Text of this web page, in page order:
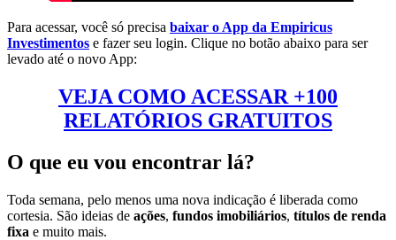
Para acessar, você só precisa baixar o App da Empiricus
Investimentos e fazer seu login. Clique no botão abaixo para ser
levado até o novo App:
VEJA COMO ACESSAR +100
RELATÓRIOS GRATUITOS
O que eu vou encontrar lá?
Toda semana, pelo menos uma nova indicação é liberada como
cortesia. São ideias de ações, fundos imobiliários, títulos de renda
fixa e muito mais.